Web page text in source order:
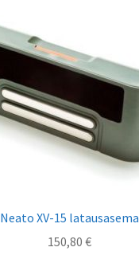
Neato XV-15 latausasema
150,80 €